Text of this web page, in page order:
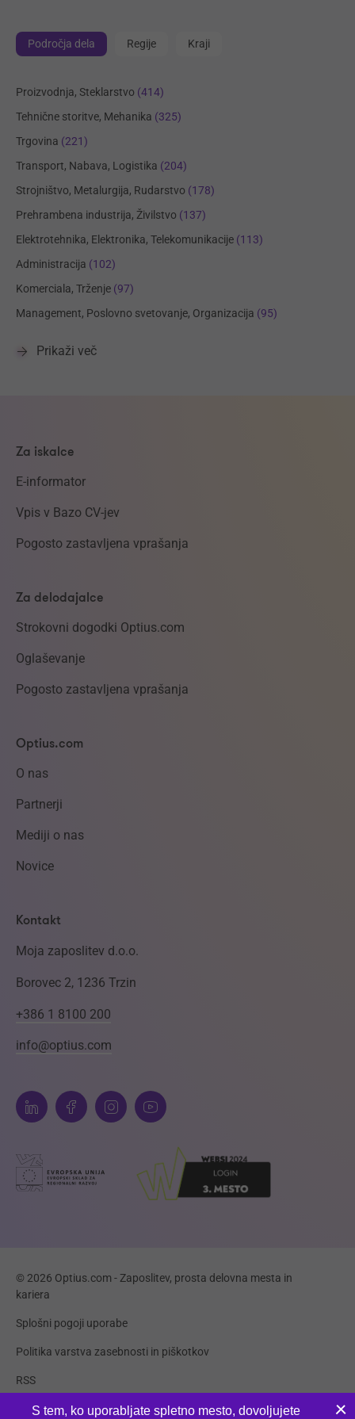
Področja dela Regije Kraji
Proizvodnja, Steklarstvo (414)
Tehnične storitve, Mehanika (325)
Trgovina (221)
Transport, Nabava, Logistika (204)
Strojništvo, Metalurgija, Rudarstvo (178)
Prehrambena industrija, Živilstvo (137)
Elektrotehnika, Elektronika, Telekomunikacije (113)
Administracija (102)
Komerciala, Trženje (97)
Management, Poslovno svetovanje, Organizacija (95)
Prikaži več
Za iskalce
E-informator
Vpis v Bazo CV-jev
Pogosto zastavljena vprašanja
Za delodajalce
Strokovni dogodki Optius.com
Oglaševanje
Pogosto zastavljena vprašanja
Optius.com
O nas
Partnerji
Mediji o nas
Novice
Kontakt
Moja zaposlitev d.o.o.
Borovec 2, 1236 Trzin
+386 1 8100 200
info@optius.com
© 2026 Optius.com - Zaposlitev, prosta delovna mesta in
kariera
Splošni pogoji uporabe
Politika varstva zasebnosti in piškotkov
RSS
Piškotki
S tem, ko uporabljate spletno mesto, dovoljujete